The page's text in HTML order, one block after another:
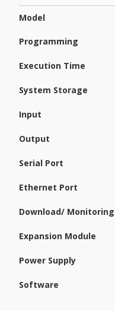
Model
Programming
Execution Time
System Storage
Input
Output
Serial Port
Ethernet Port
Download/ Monitoring
Expansion Module
Power Supply
Software